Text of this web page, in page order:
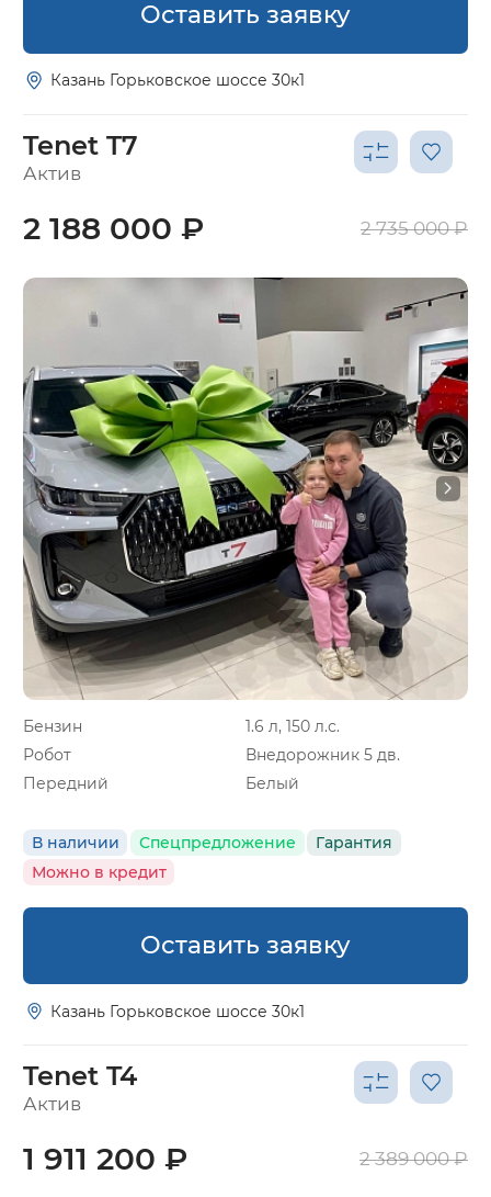
Оставить заявку
Казань Горьковское шоссе 30к1
Tenet T7
Актив
Бензин
1.6 л, 150 л.с.
Робот
Внедорожник 5 дв.
Передний
Белый
В наличии Спецпредложение
Гарантия
Можно в кредит
2 188 000 ₽ 2 735 000 ₽
Оставить заявку
Казань Горьковское шоссе 30к1
Tenet T4
Актив
1 911 200 ₽ 2 389 000 ₽